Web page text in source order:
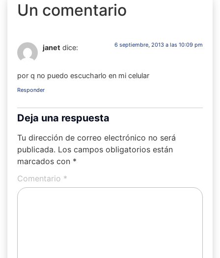
Un comentario
janet dice: 6 septiembre, 2013 a las 10:09 pm
por q no puedo escucharlo en mi celular
Responder
Deja una respuesta
Tu dirección de correo electrónico no será
publicada. Los campos obligatorios están
marcados con *
Comentario *